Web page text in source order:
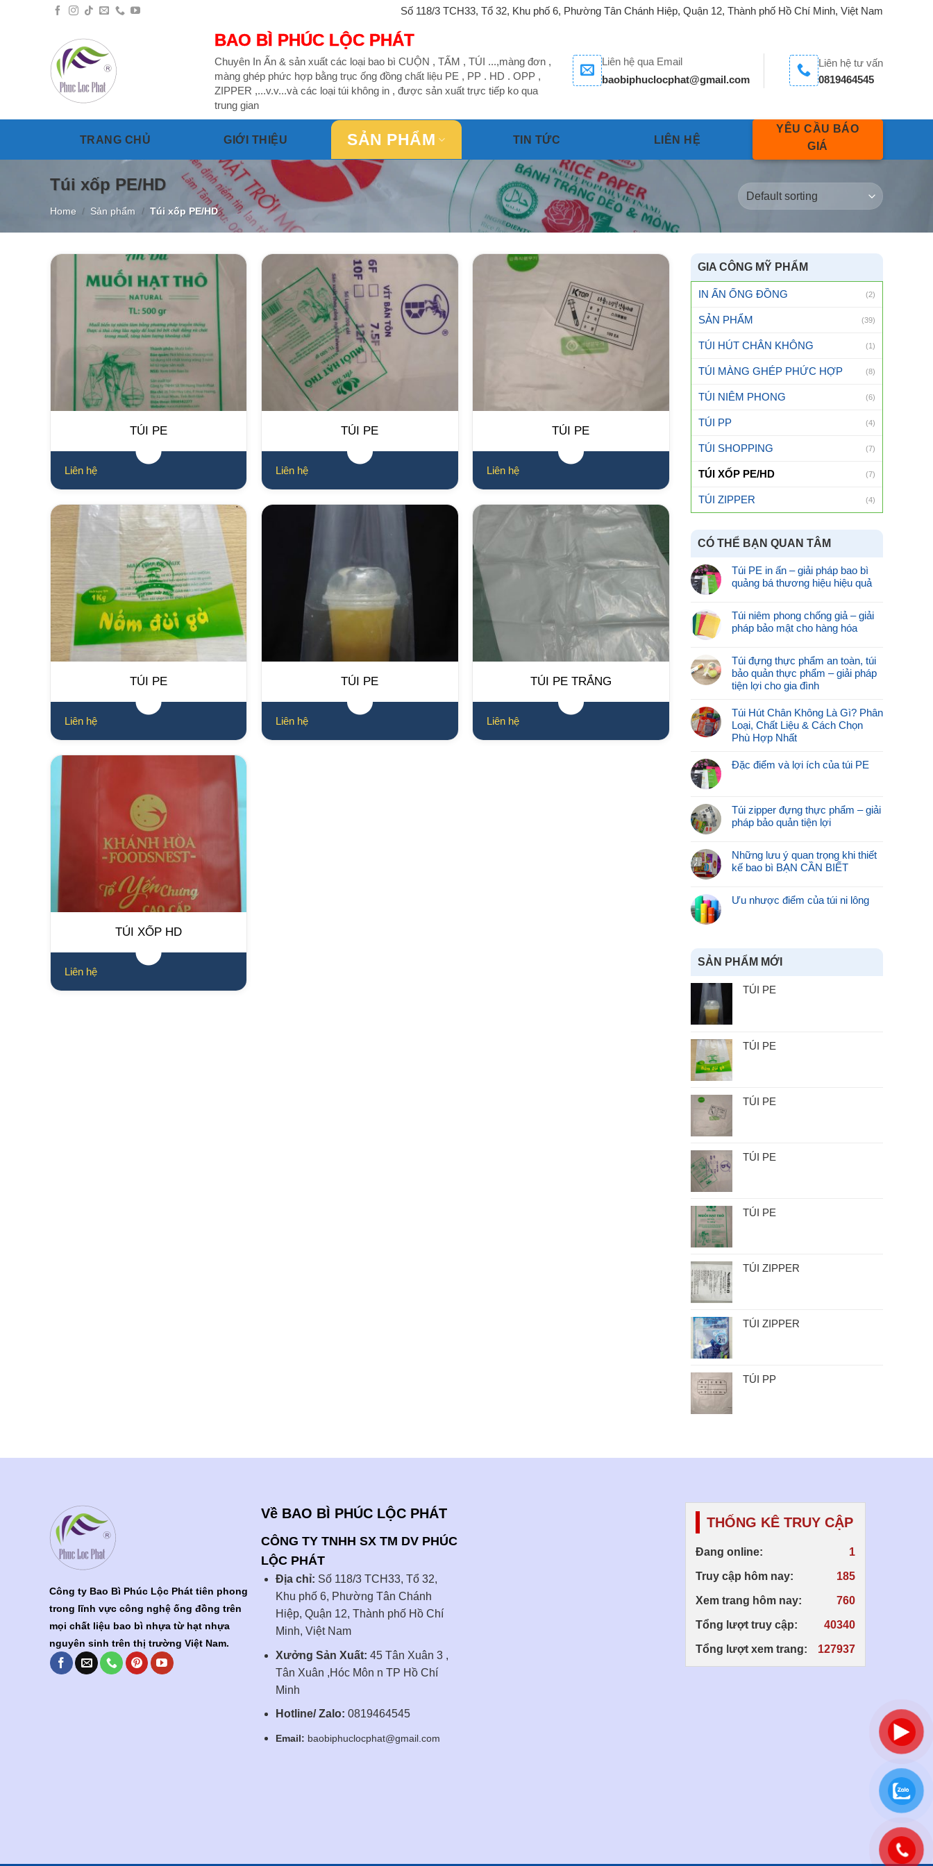
Số 118/3 TCH33, Tổ 32, Khu phố 6, Phường Tân Chánh Hiệp, Quận 12, Thành phố Hồ Chí Minh, Việt Nam
BAO BÌ PHÚC LỘC PHÁT
Chuyên In Ấn & sản xuất các loại bao bì CUỘN , TẤM , TÚI ...,màng đơn ,
màng ghép phức hợp bằng trục ống đồng chất liệu PE , PP . HD . OPP ,
ZIPPER ,...v.v...và các loại túi không in , được sản xuất trực tiếp ko qua
trung gian
Liên hệ qua Email
baobiphuclocphat@gmail.com
Liên hệ tư vấn
0819464545
TRANG CHỦ GIỚI THIỆU SẢN PHẨM TIN TỨC LIÊN HỆ
YÊU CẦU BÁO
GIÁ
Túi xốp PE/HD
Home / Sản phẩm / Túi xốp PE/HD
TÚI PE TÚI PE TÚI PE
TÚI PE TÚI PE TÚI PE TRẮNG
TÚI XỐP HD
GIA CÔNG MỸ PHẨM
IN ẤN ỐNG ĐỒNG (2)
SẢN PHẨM (39)
TÚI HÚT CHÂN KHÔNG (1)
TÚI MÀNG GHÉP PHỨC HỢP (8)
TÚI NIÊM PHONG (6)
TÚI PP (4)
TÚI SHOPPING (7)
TÚI XỐP PE/HD (7)
TÚI ZIPPER (4)
CÓ THỂ BẠN QUAN TÂM
Túi PE in ấn – giải pháp bao bì
quảng bá thương hiệu hiệu quả
Túi niêm phong chống giả – giải
pháp bảo mật cho hàng hóa
Túi đựng thực phẩm an toàn, túi
bảo quản thực phẩm – giải pháp
tiện lợi cho gia đình
Túi Hút Chân Không Là Gì? Phân
Loại, Chất Liệu & Cách Chọn
Phù Hợp Nhất
Đặc điểm và lợi ích của túi PE
Túi zipper đựng thực phẩm – giải
pháp bảo quản tiện lợi
Những lưu ý quan trọng khi thiết
kế bao bì BẠN CẦN BIẾT
Ưu nhược điểm của túi ni lông
SẢN PHẨM MỚI
TÚI PE
TÚI PE
TÚI PE
TÚI PE
TÚI PE
TÚI ZIPPER
TÚI ZIPPER
TÚI PP
Công ty Bao Bì Phúc Lộc Phát tiên phong
trong lĩnh vực công nghệ ống đồng trên
mọi chất liệu bao bì nhựa từ hạt nhựa
nguyên sinh trên thị trường Việt Nam.
Về BAO BÌ PHÚC LỘC PHÁT
CÔNG TY TNHH SX TM DV PHÚC
LỘC PHÁT
Địa chỉ: Số 118/3 TCH33, Tổ 32,
Khu phố 6, Phường Tân Chánh
Hiệp, Quận 12, Thành phố Hồ Chí
Minh, Việt Nam
Xưởng Sản Xuất: 45 Tân Xuân 3 ,
Tân Xuân ,Hóc Môn n TP Hồ Chí
Minh
Hotline/ Zalo: 0819464545
Email: baobiphuclocphat@gmail.com
THỐNG KÊ TRUY CẬP
Đang online: 1
Truy cập hôm nay: 185
Xem trang hôm nay: 760
Tổng lượt truy cập: 40340
Tổng lượt xem trang: 127937